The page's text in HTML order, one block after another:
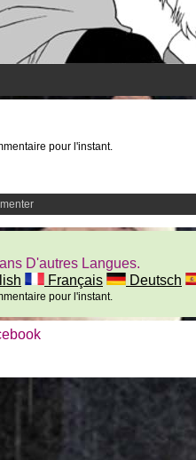
pour l'instant.
D'autres Langues.
Français Deutsch
pour l'instant.